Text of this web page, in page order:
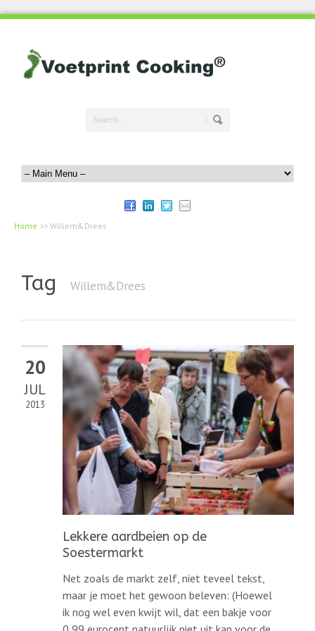
Home >> Willem&Drees
Tag Willem&Drees
20
JUL
2013
Lekkere aardbeien op de
Soestermarkt
Net zoals de markt zelf, niet teveel tekst,
maar je moet het gewoon beleven: (Hoewel
ik nog wel even kwijt wil, dat een bakje voor